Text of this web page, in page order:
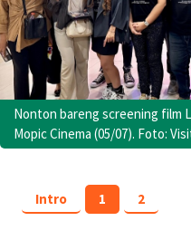
Nonton bareng screening film
Mopic Cinema (05/07). Foto:
Intro 1 2